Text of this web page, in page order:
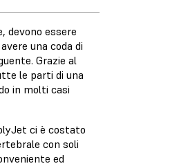
devono essere
una coda di
Grazie al
le parti di una
in molti casi
ci è costato
con soli
ed